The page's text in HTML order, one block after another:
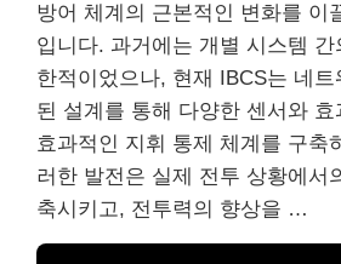
방어 체계의 근본적인 변화를 이
입니다. 과거에는 개별 시스템 간
한적이었으나, 현재 IBCS는 네
된 설계를 통해 다양한 센서와 효
효과적인 지휘 통제 체계를 구축
러한 발전은 실제 전투 상황에서
축시키고, 전투력의 향상을 …